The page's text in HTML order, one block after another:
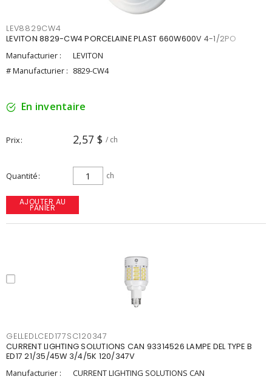
LEV8829CW4
LEVITON 8829-CW4 PORCELAINE PLAST 660W600V 4-1/2PO
Manufacturier :
LEVITON
# Manufacturier : 8829-CW4
En inventaire
Prix 2,57 $ / ch
Quantité ch
AJOUTER AU
PANIER
GELLEDLCED177SC120347
CURRENT LIGHTING SOLUTIONS CAN 93314526 LAMPE DEL TYPE B
ED17 21/35/45W 3/4/5K 120/347V
Manufacturier :
CURRENT LIGHTING SOLUTIONS CAN